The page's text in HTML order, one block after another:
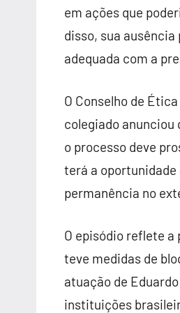
em ações que
disso, sua
adequada com a
O Conselho de
colegiado anunciou
o processo deve
terá a
permanência no
O episódio reflete
teve medidas de
atuação de
instituições